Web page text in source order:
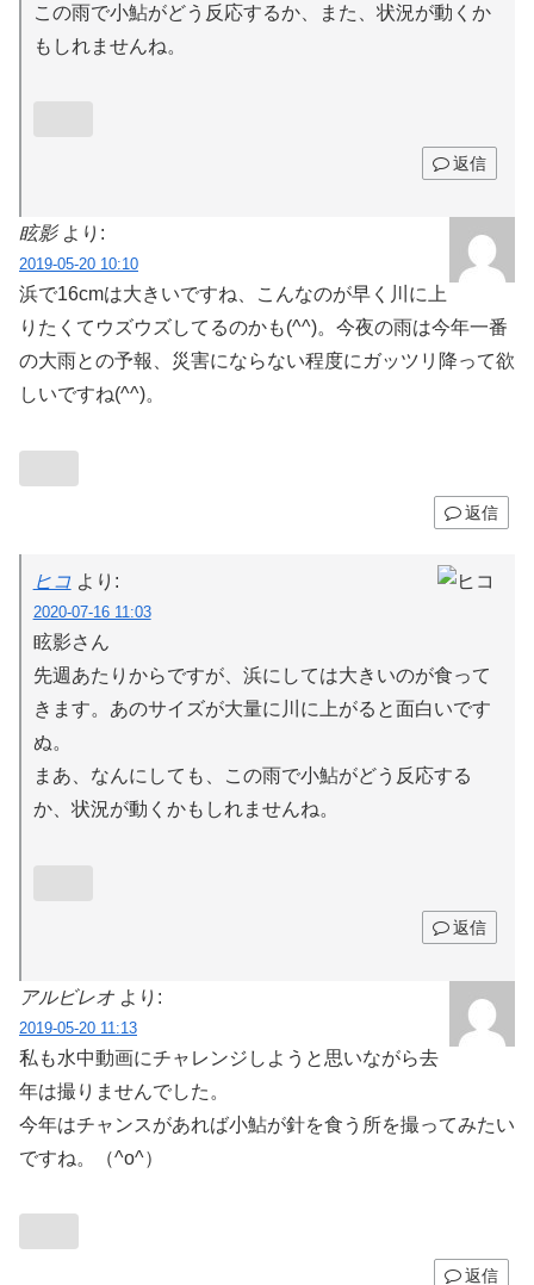
この雨で小鮎がどう反応するか、また、状況が動くか
もしれませんね。
返信
眩影 より:
2019-05-20 10:10
浜で16cmは大きいですね、こんなのが早く川に上
りたくてウズウズしてるのかも(^^)。今夜の雨は今年一番
の大雨との予報、災害にならない程度にガッツリ降って欲
しいですね(^^)。
返信
ヒコ より:
2020-07-16 11:03
眩影さん
先週あたりからですが、浜にしては大きいのが食って
きます。あのサイズが大量に川に上がると面白いです
ぬ。
まあ、なんにしても、この雨で小鮎がどう反応する
か、状況が動くかもしれませんね。
返信
アルビレオ より:
2019-05-20 11:13
私も水中動画にチャレンジしようと思いながら去
年は撮りませんでした。
今年はチャンスがあれば小鮎が針を食う所を撮ってみたい
ですね。（^o^）
返信